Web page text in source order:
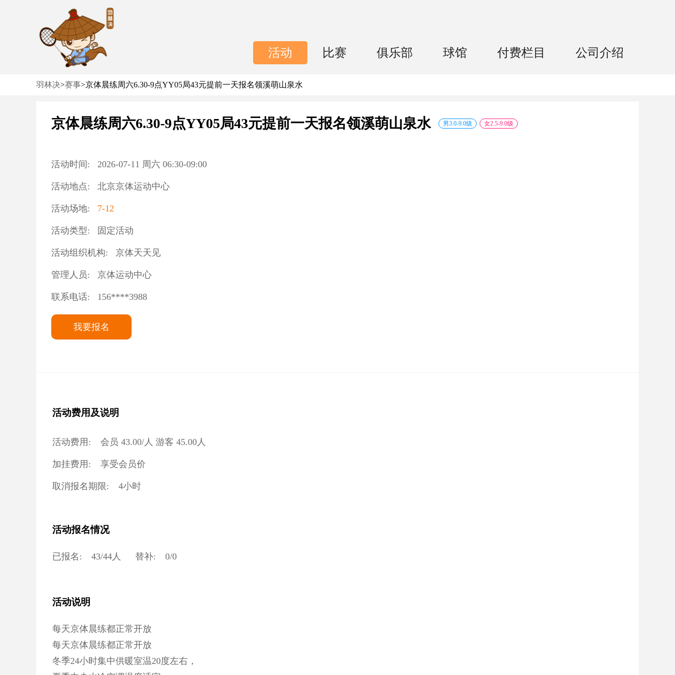
活动 比赛 俱乐部 球馆 付费栏目 公司介绍
羽林决>赛事>京体晨练周六6.30-9点YY05局43元提前一天报名领溪萌山泉水
京体晨练周六6.30-9点YY05局43元提前一天报名领溪萌山泉水 男3.0-9.0级 女2.5-9.0级
活动时间: 2026-07-11 周六 06:30-09:00
活动地点: 北京京体运动中心
活动场地: 7-12
活动类型: 固定活动
活动组织机构: 京体天天见
管理人员: 京体运动中心
联系电话: 156****3988
我要报名
活动费用及说明
活动费用: 会员 43.00/人 游客 45.00人
加挂费用: 享受会员价
取消报名期限: 4小时
活动报名情况
已报名: 43/44人 替补: 0/0
活动说明
每天京体晨练都正常开放
每天京体晨练都正常开放
冬季24小时集中供暖室温20度左右，